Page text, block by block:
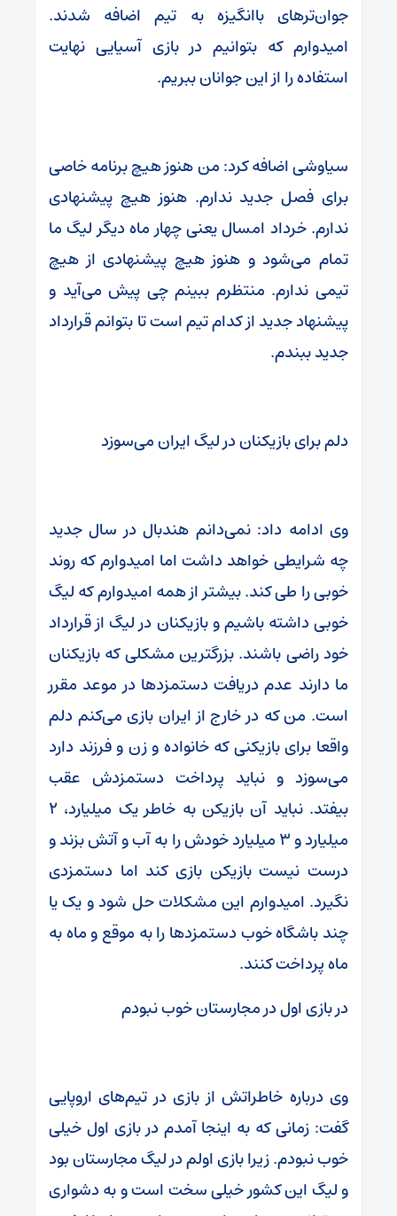
جوان‌ترهای باانگیزه به تیم اضافه شدند.
امیدوارم که بتوانیم در بازی آسیایی نهایت
استفاده را از این جوانان ببریم.
سیاوشی اضافه کرد: من هنوز هیچ برنامه خاصی
برای فصل جدید ندارم. هنوز هیچ پیشنهادی
ندارم. خرداد امسال یعنی چهار ماه دیگر لیگ ما
تمام می‌شود و هنوز هیچ پیشنهادی از هیچ
تیمی ندارم. منتظرم ببینم چی پیش می‌آید و
پیشنهاد جدید از کدام تیم است تا بتوانم قرارداد
جدید ببندم.
دلم برای بازیکنان در لیگ ایران می‌سوزد
وی ادامه داد: نمی‌دانم هندبال در سال جدید
چه شرایطی خواهد داشت اما امیدوارم که روند
خوبی را طی کند. بیشتر از همه امیدوارم که لیگ
خوبی داشته باشیم و بازیکنان در لیگ از قرارداد
خود راضی باشند. بزرگترین مشکلی که بازیکنان
ما دارند عدم دریافت دستمزدها در موعد مقرر
است. من که در خارج از ایران بازی می‌کنم دلم
واقعا برای بازیکنی که خانواده و زن و فرزند دارد
می‌سوزد و نباید پرداخت دستمزدش عقب
بیفتد. نباید آن بازیکن به خاطر یک میلیارد، ۲
میلیارد و ۳ میلیارد خودش را به آب و آتش بزند و
درست نیست بازیکن بازی کند اما دستمزدی
نگیرد. امیدوارم این مشکلات حل شود و یک یا
چند باشگاه خوب دستمزدها را به موقع و ماه به
ماه پرداخت کنند.
در بازی اول در مجارستان خوب نبودم
وی درباره خاطراتش از بازی در تیم‌های اروپایی
گفت: زمانی که به اینجا آمدم در بازی اول خیلی
خوب نبودم. زیرا بازی اولم در لیگ مجارستان بود
و لیگ این کشور خیلی سخت است و به دشواری